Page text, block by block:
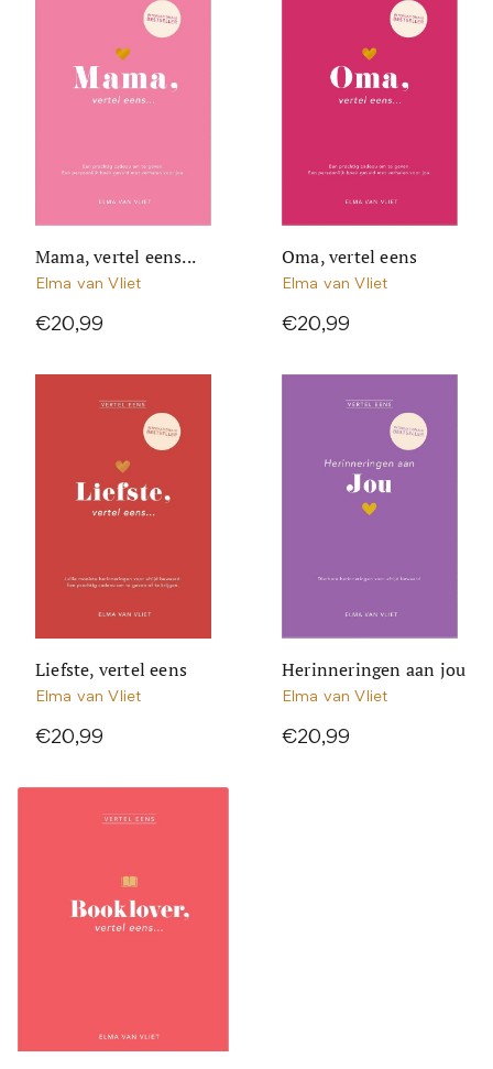
Mama, vertel eens...
Elma van Vliet
€20,99
Oma, vertel eens
Elma van Vliet
€20,99
Liefste, vertel eens
Elma van Vliet
€20,99
Herinneringen aan jou
Elma van Vliet
€20,99